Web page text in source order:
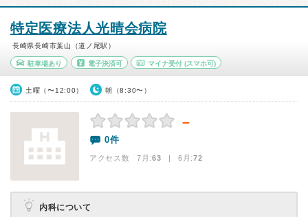
特定医療法人光晴会病院
長崎県長崎市葉山（道ノ尾駅）
駐車場あり 電子決済可 マイナ受付 (スマホ可)
土曜（〜12:00） 朝（8:30〜）
－
0件
アクセス数 7月:63 | 6月:72
内科について